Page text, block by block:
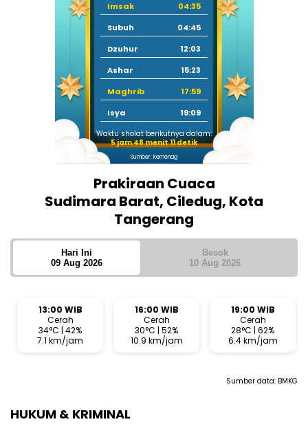
Imsak
04:35
Subuh
04:45
Dzuhur
12:03
Ashar
15:23
Maghrib
17:59
Isya
19:09
Waktu sholat berikutnya dalam:
5 jam 48 menit 10 detik
Sumber: Kemenag
Prakiraan Cuaca
Sudimara Barat, Ciledug, Kota
Tangerang
Hari Ini
09 Aug 2026
Besok
10 Aug 2026
13:00 WIB
Cerah
34°C | 42%
7.1 km/jam
16:00 WIB
Cerah
30°C | 52%
10.9 km/jam
19:00 WIB
Cerah
28°C | 62%
6.4 km/jam
Sumber data: BMKG
HUKUM & KRIMINAL